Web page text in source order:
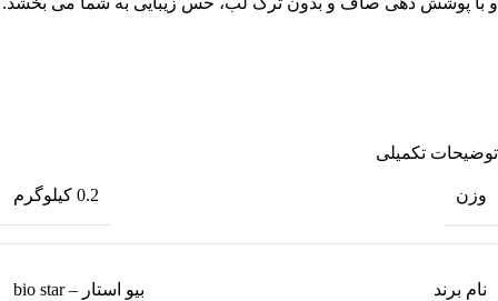
توضیحات تکمیلی
وزن 0.2 کیلوگرم
نام برند بیو استار – bio star